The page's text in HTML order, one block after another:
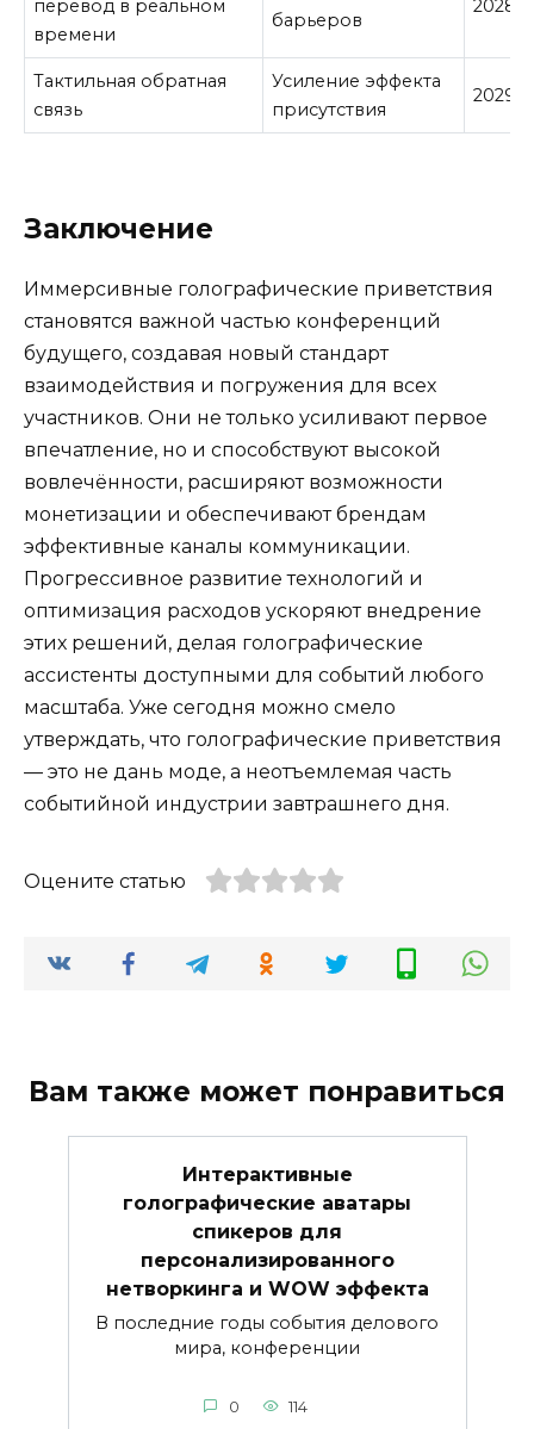
перевод в реальном
времени
барьеров
2028
Тактильная обратная
связь
Усиление эффекта
присутствия
2029
Заключение
Иммерсивные голографические приветствия
становятся важной частью конференций
будущего, создавая новый стандарт
взаимодействия и погружения для всех
участников. Они не только усиливают первое
впечатление, но и способствуют высокой
вовлечённости, расширяют возможности
монетизации и обеспечивают брендам
эффективные каналы коммуникации.
Прогрессивное развитие технологий и
оптимизация расходов ускоряют внедрение
этих решений, делая голографические
ассистенты доступными для событий любого
масштаба. Уже сегодня можно смело
утверждать, что голографические приветствия
— это не дань моде, а неотъемлемая часть
событийной индустрии завтрашнего дня.
Оцените статью
Вам также может понравиться
Интерактивные
голографические аватары
спикеров для
персонализированного
нетворкинга и WOW эффекта
В последние годы события делового
мира, конференции
0 114